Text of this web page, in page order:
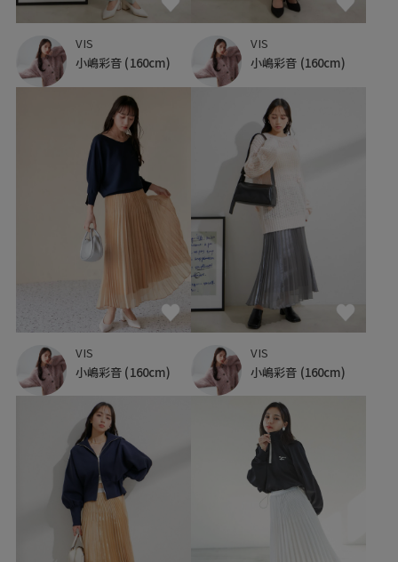
VIS
小嶋彩音 (160cm)
VIS
小嶋彩音 (160cm)
VIS
小嶋彩音 (160cm)
VIS
小嶋彩音 (160cm)